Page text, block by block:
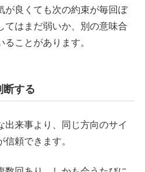
が良くても次の約束が毎回ぼ
てはまだ弱いか、別の意味合
ことがあります。
断する
出来事より、同じ方向のサイ
頼できます。